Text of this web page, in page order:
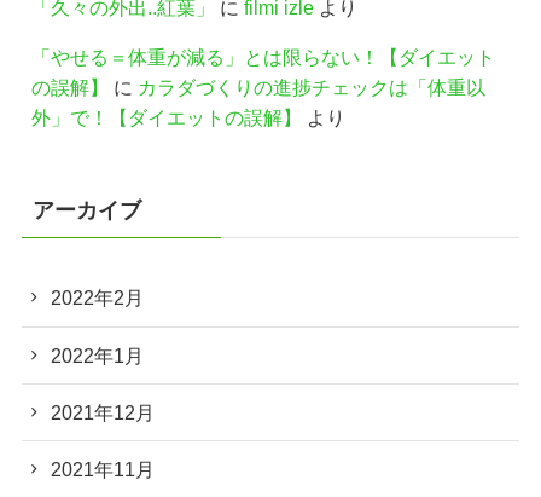
「久々の外出..紅葉」 に filmi izleより
「やせる＝体重が減る」とは限らない！【ダイエット
の誤解】
に カラダづくりの進捗チェックは「体重以
外」で！【ダイエットの誤解】
より
アーカイブ
2022年2月
2022年1月
2021年12月
2021年11月